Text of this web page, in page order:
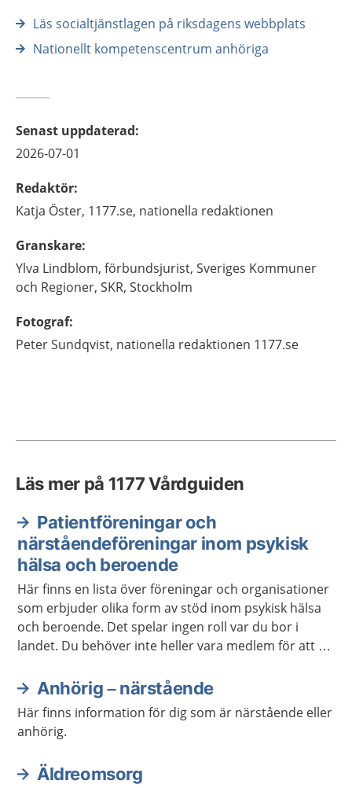
Läs socialtjänstlagen på riksdagens webbplats
Nationellt kompetenscentrum anhöriga
Senast uppdaterad:
2026-07-01
Redaktör:
Katja Öster, 1177.se, nationella redaktionen
Granskare:
Ylva Lindblom, förbundsjurist, Sveriges Kommuner
och Regioner, SKR, Stockholm
Fotograf:
Peter Sundqvist, nationella redaktionen 1177.se
Läs mer på 1177 Vårdguiden
Patientföreningar och
närståendeföreningar inom psykisk
hälsa och beroende
Här finns en lista över föreningar och organisationer
som erbjuder olika form av stöd inom psykisk hälsa
och beroende. Det spelar ingen roll var du bor i
landet. Du behöver inte heller vara medlem för att ta
Anhörig – närstående
Här finns information för dig som är närstående eller
anhörig.
Äldreomsorg